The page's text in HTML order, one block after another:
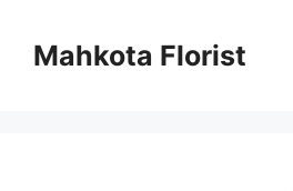
Mahkota Florist